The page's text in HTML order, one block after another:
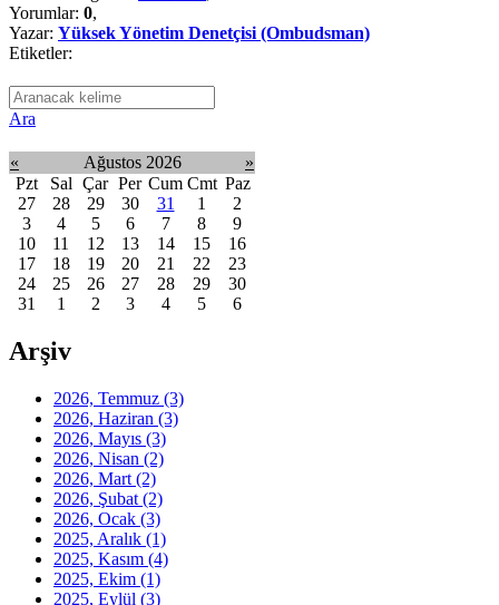
Yorumlar: 0,
Yazar: Yüksek Yönetim Denetçisi (Ombudsman)
Etiketler:
Ara
« Ağustos 2026
»
Pzt
Sal Çar Per Cum Cmt Paz
27
28 29 30 31 1
2
3
4 5 6 7 8
9
10
11 12 13 14 15
16
17
18 19 20 21 22
23
24
25 26 27 28 29
30
31
1 2 3 4 5 6
Arşiv
2026, Temmuz (3)
2026, Haziran (3)
2026, Mayıs (3)
2026, Nisan (2)
2026, Mart (2)
2026, Şubat (2)
2026, Ocak (3)
2025, Aralık (1)
2025, Kasım (4)
2025, Ekim (1)
2025, Eylül (3)